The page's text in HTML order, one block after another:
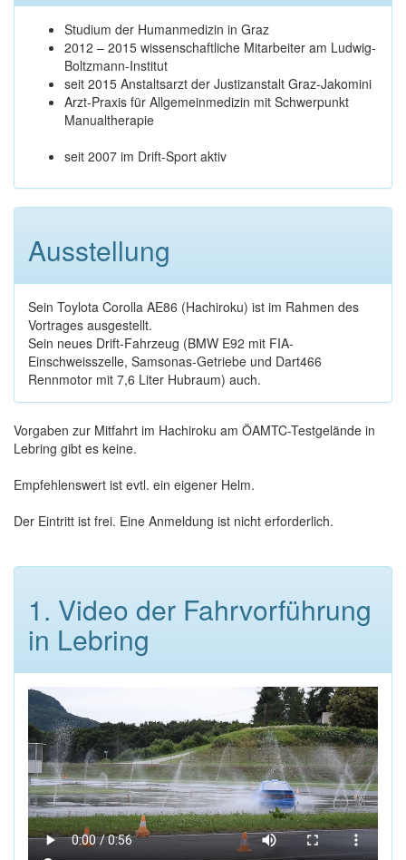
Studium der Humanmedizin in Graz
2012 – 2015 wissenschaftliche Mitarbeiter am Ludwig-
Boltzmann-Institut
seit 2015 Anstaltsarzt der Justizanstalt Graz-Jakomini
Arzt-Praxis für Allgemeinmedizin mit Schwerpunkt
Manualtherapie
seit 2007 im Drift-Sport aktiv
Ausstellung
Sein Toylota Corolla AE86 (Hachiroku) ist im Rahmen des
Vortrages ausgestellt.
Sein neues Drift-Fahrzeug (BMW E92 mit FIA-
Einschweisszelle, Samsonas-Getriebe und Dart466
Rennmotor mit 7,6 Liter Hubraum) auch.
Vorgaben zur Mitfahrt im Hachiroku am ÖAMTC-Testgelände in
Lebring gibt es keine.
Empfehlenswert ist evtl. ein eigener Helm.
Der Eintritt ist frei. Eine Anmeldung ist nicht erforderlich.
1. Video der Fahrvorführung
in Lebring